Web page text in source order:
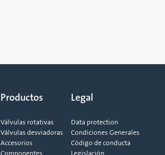
Productos
Válvulas rotativas
Válvulas desviadoras
Accesorios
Legal
Data protection
Condiciones Generales
Código de conducta